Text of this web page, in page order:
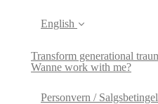
English
Transform generational
Wanne work with me?
Personvern /